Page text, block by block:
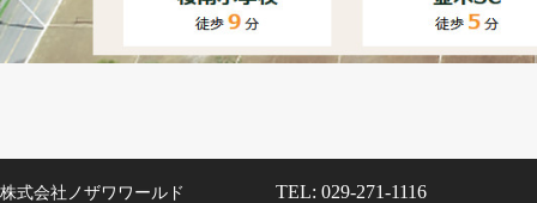
株式会社ノザワワールド TEL: 029-271-1116